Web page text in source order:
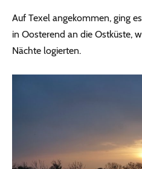
Auf Texel angekommen, ging
in Oosterend an die Ostküste,
Nächte logierten.